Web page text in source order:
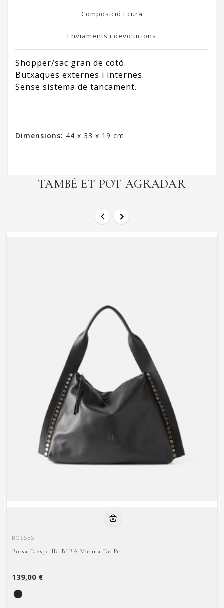
Composició i cura
Enviaments i devolucions
Shopper/sac gran de cotó.
Butxaques externes i internes.
Sense sistema de tancament.
Dimensions: 44 x 33 x 19 cm
TAMBÉ ET POT AGRADAR
 
BOSSES
Bossa D'espatlla BIBA Vienna De Pell
139,00 €